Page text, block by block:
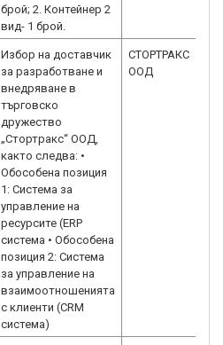
брой; 2. Контейнер 2
вид- 1 брой.
Избор на доставчик
за разработване и
внедряване в
търговско
дружество
„Стортракс“ ООД,
както следва: •
Обособена позиция
1: Система за
управление на
ресурсите (ERP
система • Обособена
позиция 2: Система
за управление на
взаимоотношенията
с клиенти (CRM
система)
СТОРТРАКС
ООД